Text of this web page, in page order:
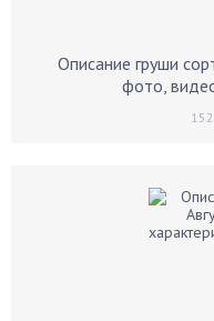
Описание груши
фото,